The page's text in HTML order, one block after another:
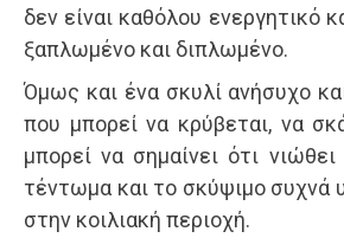
δεν είναι καθόλου ενεργητικό
ξαπλωμένο και διπλωμένο.
Όμως και ένα σκυλί ανήσυχο
που μπορεί να κρύβεται, να
μπορεί να σημαίνει ότι
τέντωμα και το σκύψιμο συχνά
στην κοιλιακή περιοχή.